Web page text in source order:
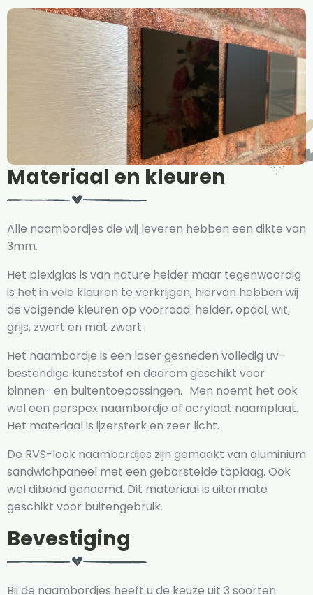
Materiaal en kleuren
Alle naambordjes die wij leveren hebben een dikte van
3mm.
Het plexiglas is van nature helder maar tegenwoordig
is het in vele kleuren te verkrijgen, hiervan hebben wij
de volgende kleuren op voorraad: helder, opaal, wit,
grijs, zwart en mat zwart.
Het naambordje is een laser gesneden volledig uv-
bestendige kunststof en daarom geschikt voor
binnen- en buitentoepassingen. Men noemt het ook
wel een perspex naambordje of acrylaat naamplaat.
Het materiaal is ijzersterk en zeer licht.
De RVS-look naambordjes zijn gemaakt van aluminium
sandwichpaneel met een geborstelde toplaag. Ook
wel dibond genoemd. Dit materiaal is uitermate
geschikt voor buitengebruik.
Bevestiging
Bij de naambordjes heeft u de keuze uit 3 soorten